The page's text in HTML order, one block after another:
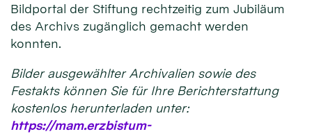
Bildportal der Stiftung rechtzeitig zum Jubiläum
des Archivs zugänglich gemacht werden
konnten.
Bilder ausgewählter Archivalien sowie des
Festakts können Sie für Ihre Berichterstattung
kostenlos herunterladen unter:
https://mam.erzbistum-